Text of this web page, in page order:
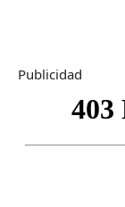
Publicidad